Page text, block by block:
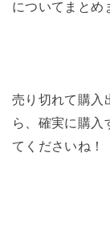
についてまとめ
売り切れて購
ら、確実に購入
てくださいね！